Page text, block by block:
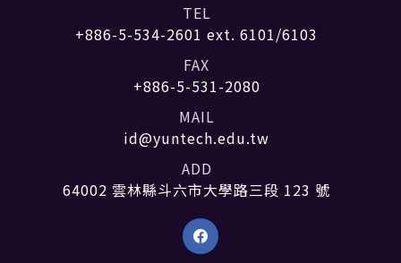
TEL
+886-5-534-2601 ext. 6101/6103
FAX
+886-5-531-2080
MAIL
id@yuntech.edu.tw
ADD
64002 雲林縣斗六市大學路三段 123 號